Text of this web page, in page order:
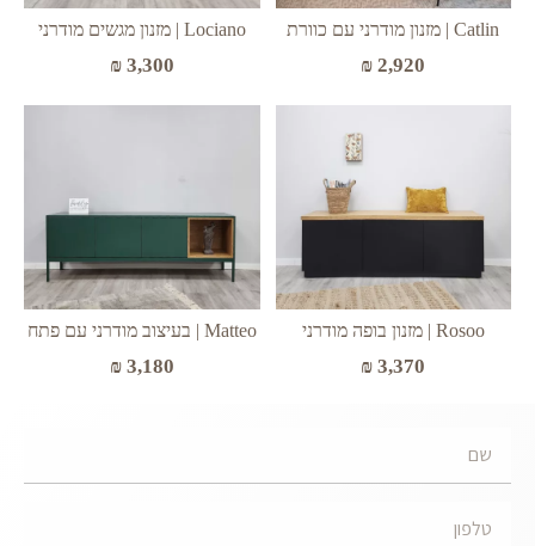
Catlin | מזנון מודרני עם כוורת
₪ 2,920
Lociano | מזנון מגשים מודרני
₪3,300
Rosoo | מזנון בופה מודרני
₪ 3,370
Matteo | בעיצוב מודרני עם פתח
₪3,180